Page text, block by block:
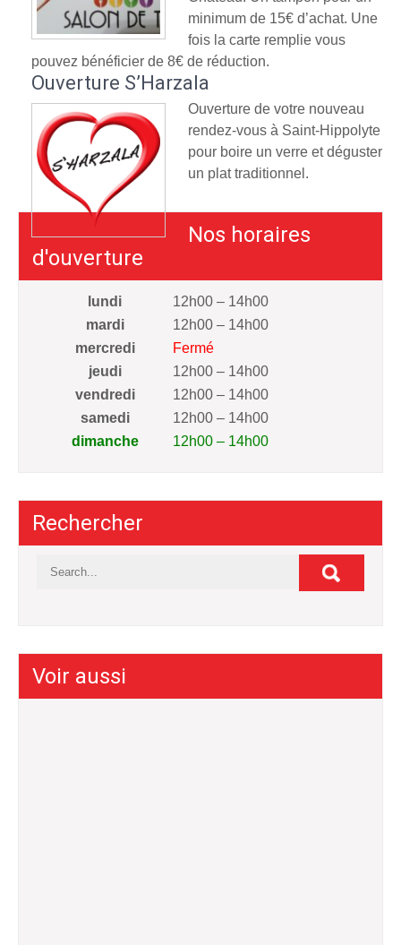
minimum de 15€ d’achat. Une
fois la carte remplie vous
pouvez bénéficier de 8€ de réduction.
Ouverture S’Harzala
Ouverture de votre nouveau
rendez-vous à Saint-Hippolyte
pour boire un verre et déguster
un plat traditionnel.
Nos horaires
d'ouverture
lundi
12h00 – 14h00
mardi
12h00 – 14h00
mercredi
Fermé
jeudi
12h00 – 14h00
vendredi
12h00 – 14h00
samedi
12h00 – 14h00
dimanche
12h00 – 14h00
Rechercher
Voir aussi